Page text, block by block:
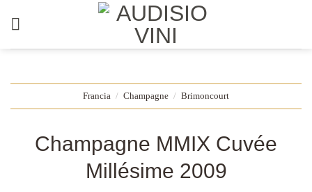
Francia / Champagne / Brimoncourt
Champagne MMIX Cuvée
Millésime 2009